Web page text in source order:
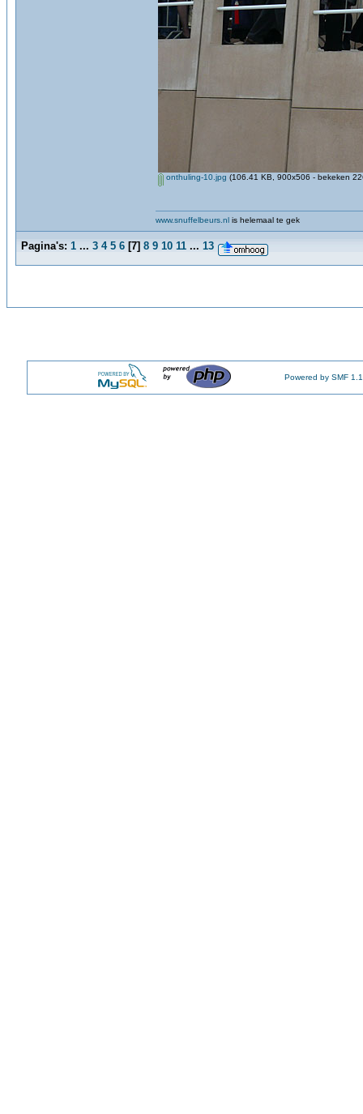
onthuling-10.jpg (106.41 KB, 900x506 - bekeken
www.snuffelbeurs.nl is helemaal te gek
Pagina's: 1 ... 3 4 5 6 [7] 8 9 10 11 ... 13
Powered by SMF